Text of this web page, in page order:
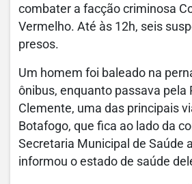
combater a facção criminosa
Vermelho. Até às 12h, seis
presos.
Um homem foi baleado na
ônibus, enquanto passava pela
Clemente, uma das principais
Botafogo, que fica ao lado da
Secretaria Municipal de Saúde
informou o estado de saúde